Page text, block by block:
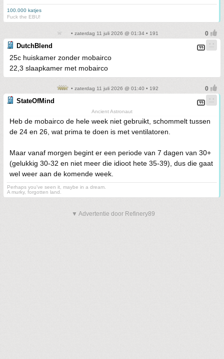
100.000 katjes
Fuck the EBU!
• zaterdag 11 juli 2026 @ 01:34 • 191
DutchBlend
25c huiskamer zonder mobairco
22,3 slaapkamer met mobairco
• zaterdag 11 juli 2026 @ 01:40 • 192
StateOfMind
Ancient Astronaut
Heb de mobairco de hele week niet gebruikt, schommelt tussen
de 24 en 26, wat prima te doen is met ventilatoren.
Maar vanaf morgen begint er een periode van 7 dagen van 30+
(gelukkig 30-32 en niet meer die idioot hete 35-39), dus die gaat
wel weer aan de komende week.
Perhaps you've seen it, maybe in a dream.
A murky, forgotten land.
▼ Advertentie door Refinery89